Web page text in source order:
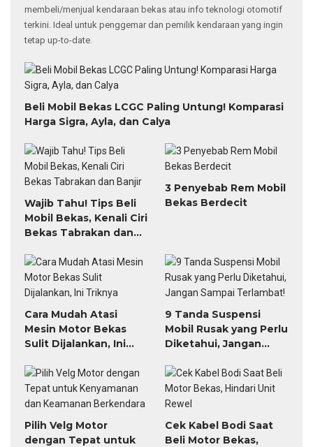
membeli/menjual kendaraan bekas atau info teknologi otomotif
terkini. Ideal untuk penggemar dan pemilik kendaraan yang ingin
tetap up-to-date.
Beli Mobil Bekas LCGC Paling Untung! Komparasi
Harga Sigra, Ayla, dan Calya
Wajib Tahu! Tips Beli
Mobil Bekas, Kenali Ciri
Bekas Tabrakan dan
3 Penyebab Rem Mobil
Bekas Berdecit
Cara Mudah Atasi
Mesin Motor Bekas
Sulit Dijalankan, Ini
9 Tanda Suspensi
Mobil Rusak yang Perlu
Diketahui, Jangan
Pilih Velg Motor
dengan Tepat untuk
Cek Kabel Bodi Saat
Beli Motor Bekas,